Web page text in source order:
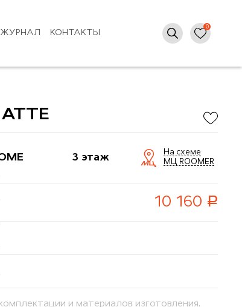
ЖУРНАЛ КОНТАКТЫ
3 этаж
На схеме
МЦ ROOMER
10 160 руб.
и материалов изготовления.